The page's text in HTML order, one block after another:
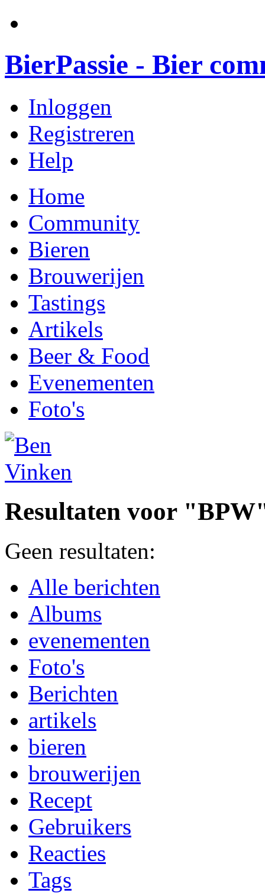
BierPassie - Bier
Inloggen
Registreren
Help
Home
Community
Bieren
Brouwerijen
Tastings
Artikels
Beer & Food
Evenementen
Foto's
Resultaten voor "BPW
Geen resultaten:
Alle berichten
Albums
evenementen
Foto's
Berichten
artikels
bieren
brouwerijen
Recept
Gebruikers
Reacties
Tags